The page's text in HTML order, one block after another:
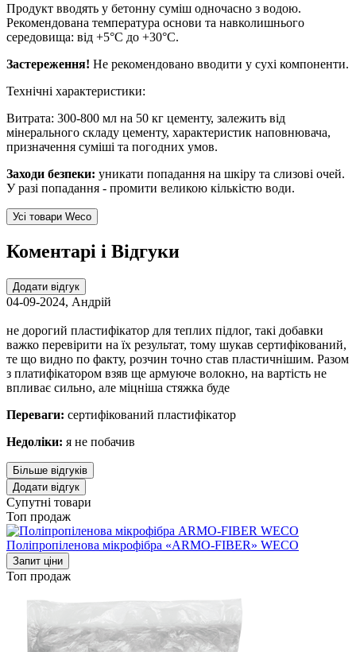
Продукт вводять у бетонну суміш одночасно з водою.
Рекомендована температура основи та навколишнього
середовища: від +5°С до +30°С.
Застереження! Не рекомендовано вводити у сухі компоненти.
Технічні характеристики:
Витрата: 300-800 мл на 50 кг цементу, залежить від
мінерального складу цементу, характеристик наповнювача,
призначення суміші та погодних умов.
Заходи безпеки: уникати попадання на шкіру та слизові очей.
У разі попадання - промити великою кількістю води.
Усі товари Weco
Коментарі і Відгуки
Додати відгук
04-09-2024, Андрій
не дорогий пластифікатор для теплих підлог, такі добавки
важко перевірити на їх результат, тому шукав сертифікований,
те що видно по факту, розчин точно став пластичнішим. Разом
з платифікатором взяв ще армуюче волокно, на вартість не
впливає сильно, але міцніша стяжка буде
Переваги: сертифікований пластифікатор
Недоліки: я не побачив
Більше відгуків
Додати відгук
Супутні товари
Топ продаж
Поліпропіленова мікрофібра «ARMO-FIBER» WECO
Запит ціни
Топ продаж